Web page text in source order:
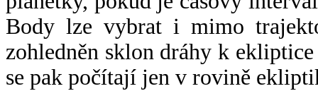
Body lze vybrat i mimo
zohledněn sklon dráhy k
se pak počítají jen v rovině